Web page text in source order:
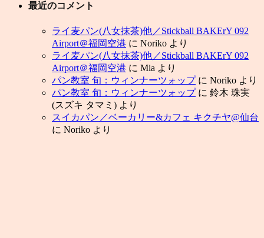
最近のコメント
ライ麦パン(八女抹茶)他／Stickball BAKErY 092
Airport＠福岡空港 に Noriko より
ライ麦パン(八女抹茶)他／Stickball BAKErY 092
Airport＠福岡空港 に Mia より
パン教室 旬：ウィンナーツォップに Noriko より
パン教室 旬：ウィンナーツォップに 鈴木 珠実
(スズキ タマミ) より
スイカパン／ベーカリー&カフェ キクチヤ@仙台
に Noriko より